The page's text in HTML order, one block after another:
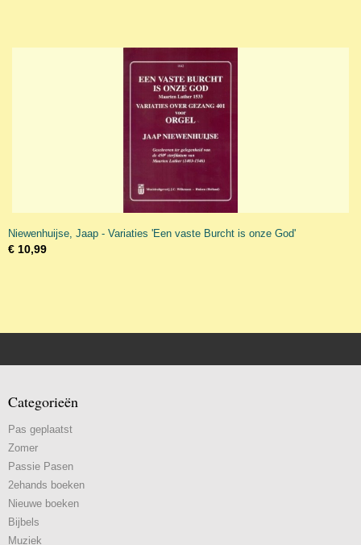
Niewenhuijse, Jaap - Variaties 'Een vaste Burcht is onze God'
€ 10,99
Categorieën
Pas geplaatst
Zomer
Passie Pasen
2ehands boeken
Nieuwe boeken
Bijbels
Muziek